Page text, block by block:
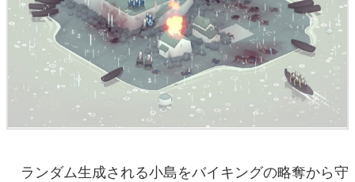
ランダム生成される小島をバイキングの略奪から守